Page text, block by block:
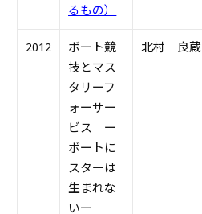
るもの）
2012
ボート競
技とマス
タリーフ
ォーサー
ビス ー
ボートに
スターは
生まれな
いー
北村 良蔵